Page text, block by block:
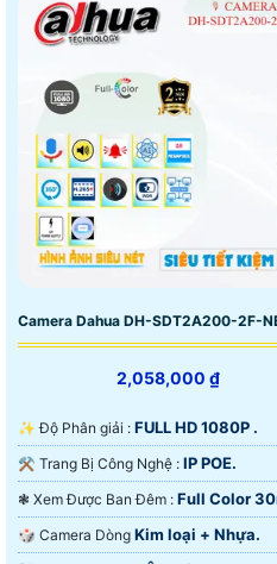
Camera Dahua DH-SDT2A200-2F-
2,058,000 ₫
✨ Độ Phân giải : FULL HD 1080P .
⚒ Trang Bị Công Nghệ : IP POE.
❃ Xem Được Ban Đêm : Full Color
🎲 Camera Dòng Kim loại + Nhựa.